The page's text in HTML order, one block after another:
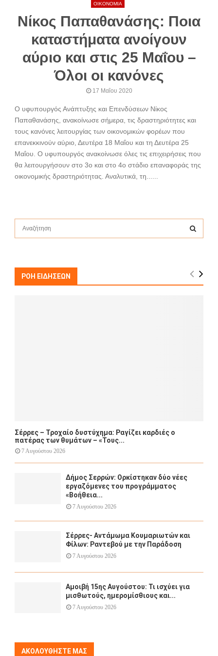
ΟΙΚΟΝΟΜΙΑ
Νίκος Παπαθανάσης: Ποια
καταστήματα ανοίγουν
αύριο και στις 25 Μαΐου –
Όλοι οι κανόνες
17 Μαΐου 2020
Ο υφυπουργός Ανάπτυξης και Επενδύσεων Νίκος
Παπαθανάσης, ανακοίνωσε σήμερα, τις δραστηριότητες και
τους κανόνες λειτουργίας των οικονομικών φορέων που
επανεκκινούν αύριο, Δευτέρα 18 Μαΐου και τη Δευτέρα 25
Μαΐου. Ο υφυπουργός ανακοίνωσε όλες τις επιχειρήσεις που
θα λειτουργήσουν στο 3ο και στο 4ο στάδιο επαναφοράς της
οικονομικής δραστηριότητας. Αναλυτικά, τη......
f
A
ΡΟΗ ΕΙΔΗΣΕΩΝ
Σέρρες – Τροχαίο δυστύχημα: Ραγίζει καρδιές ο
πατέρας των θυμάτων – «Τους...
7 Αυγούστου 2026
Δήμος Σερρών: Ορκίστηκαν δύο νέες
εργαζόμενες του προγράμματος
«Βοήθεια...
7 Αυγούστου 2026
Σέρρες- Αντάμωμα Κουμαριωτών και
Φίλων: Ραντεβού με την Παράδοση
7 Αυγούστου 2026
Αμοιβή 15ης Αυγούστου: Τι ισχύει για
μισθωτούς, ημερομίσθιους και...
7 Αυγούστου 2026
ΑΚΟΛΟΥΘΉΣΤΕ ΜΑΣ